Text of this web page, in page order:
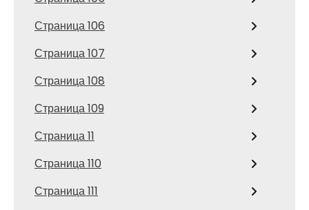
Страница 106
Страница 107
Страница 108
Страница 109
Страница 11
Страница 110
Страница 111